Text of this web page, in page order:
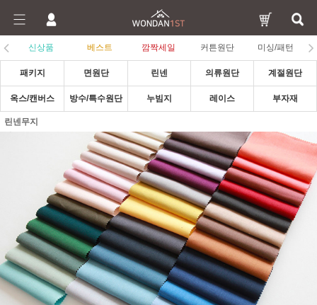
신상품 베스트 깜짝세일 커튼원단 미싱/패턴
패키지 면원단 린넨 의류원단 계절원단
옥스/캔버스 방수/특수원단 누빔지 레이스 부자재
린넨무지